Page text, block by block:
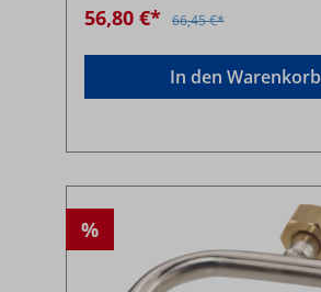
56,80 €* 66,45 €*
In den Warenkorb
%